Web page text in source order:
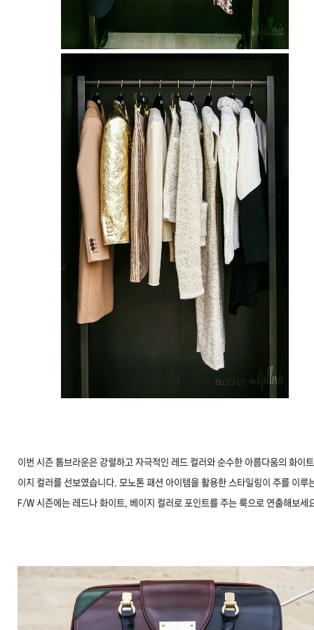
이번 시즌 톰브라운은 강렬하고 자극적인 레드 컬러와 순수한 아름다움의 화이
이지 컬러를 선보였습니다. 모노톤 패션 아이템을 활용한 스타일링이 주를 이루
F/W 시즌에는 레드나 화이트, 베이지 컬러로 포인트를 주는 룩으로 연출해보세